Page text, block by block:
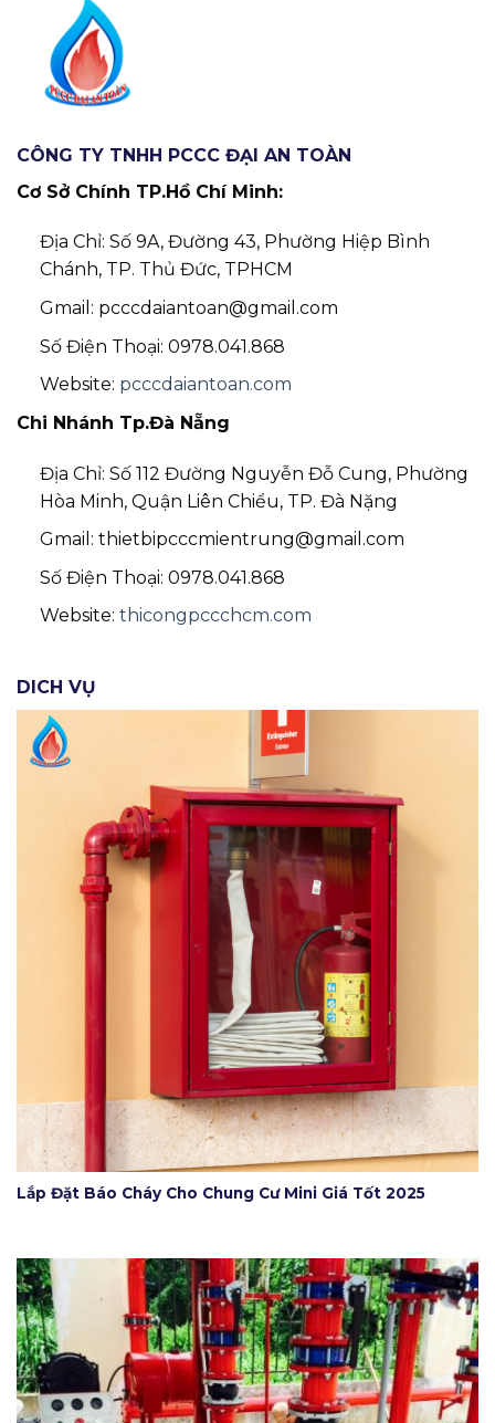
CÔNG TY TNHH PCCC ĐẠI AN TOÀN
Cơ Sở Chính TP.Hồ Chí Minh:
Địa Chỉ: Số 9A, Đường 43, Phường Hiệp Bình
Chánh, TP. Thủ Đức, TPHCM
Gmail: pcccdaiantoan@gmail.com
Số Điện Thoại: 0978.041.868
Website: pcccdaiantoan.com
Chi Nhánh Tp.Đà Nẵng
Địa Chỉ: Số 112 Đường Nguyễn Đỗ Cung, Phường
Hòa Minh, Quận Liên Chiểu, TP. Đà Nặng
Gmail: thietbipcccmientrung@gmail.com
Số Điện Thoại: 0978.041.868
Website: thicongpccchcm.com
DICH VỤ
Lắp Đặt Báo Cháy Cho Chung Cư Mini Giá Tốt 2025